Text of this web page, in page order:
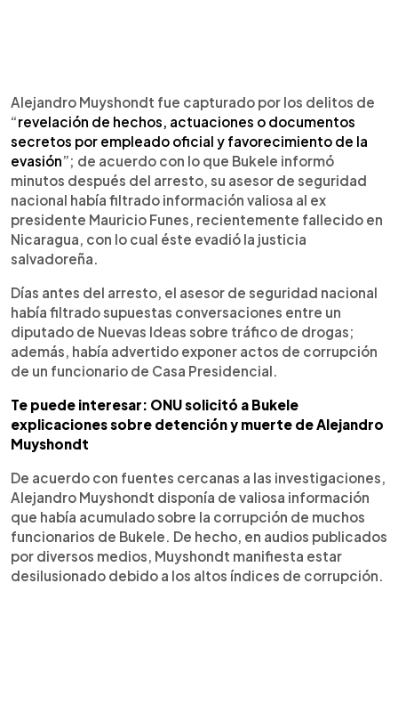
Alejandro Muyshondt fue capturado por los delitos de
“revelación de hechos, actuaciones o documentos
secretos por empleado oficial y favorecimiento de la
evasión”; de acuerdo con lo que Bukele informó
minutos después del arresto, su asesor de seguridad
nacional había filtrado información valiosa al ex
presidente Mauricio Funes, recientemente fallecido en
Nicaragua, con lo cual éste evadió la justicia
salvadoreña.
Días antes del arresto, el asesor de seguridad nacional
había filtrado supuestas conversaciones entre un
diputado de Nuevas Ideas sobre tráfico de drogas;
además, había advertido exponer actos de corrupción
de un funcionario de Casa Presidencial.
Te puede interesar: ONU solicitó a Bukele
explicaciones sobre detención y muerte de Alejandro
Muyshondt
De acuerdo con fuentes cercanas a las investigaciones,
Alejandro Muyshondt disponía de valiosa información
que había acumulado sobre la corrupción de muchos
funcionarios de Bukele. De hecho, en audios publicados
por diversos medios, Muyshondt manifiesta estar
desilusionado debido a los altos índices de corrupción.